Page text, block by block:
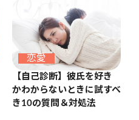
恋愛
【自己診断】彼氏を好き
かわからないときに試すべ
き10の質問＆対処法